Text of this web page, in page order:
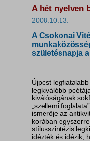
A hét nyelven
2008.10.13.
A Csokonai
születésnapja
Újpest
legkiválóbb
kiválóságának
„szellemi
ismerője az
korában
stílusszintézis
idézték és idézik,